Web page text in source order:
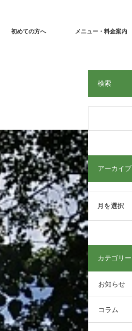
初めての方へ メニュー・料金案内
検索
アーカイブ
カテゴリー
お知らせ
コラム